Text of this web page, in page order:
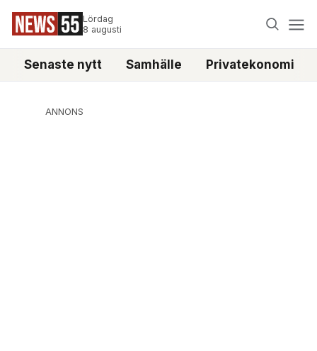
Lördag
8 augusti
Senaste nytt Samhälle Privatekonomi
ANNONS